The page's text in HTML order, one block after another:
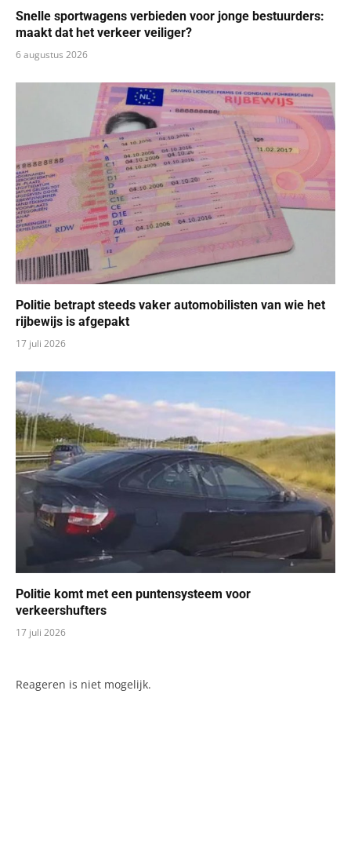
Snelle sportwagens verbieden voor jonge bestuurders:
maakt dat het verkeer veiliger?
6 augustus 2026
Politie betrapt steeds vaker automobilisten van wie het
rijbewijs is afgepakt
17 juli 2026
Politie komt met een puntensysteem voor
verkeershufters
17 juli 2026
Reageren is niet mogelijk.